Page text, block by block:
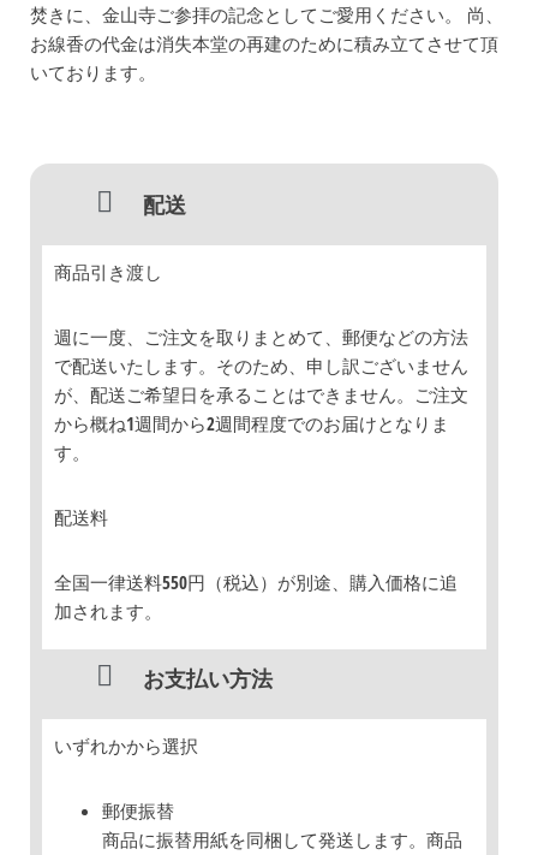
焚きに、金山寺ご参拝の記念としてご愛用ください。 尚、
お線香の代金は消失本堂の再建のために積み立てさせて頂
いております。
配送
商品引き渡し
週に一度、ご注文を取りまとめて、郵便などの方法
で配送いたします。そのため、申し訳ございません
が、配送ご希望日を承ることはできません。ご注文
から概ね1週間から2週間程度でのお届けとなりま
す。
配送料
全国一律送料550円（税込）が別途、購入価格に追
加されます。
お支払い方法
いずれかから選択
郵便振替
商品に振替用紙を同梱して発送します。商品